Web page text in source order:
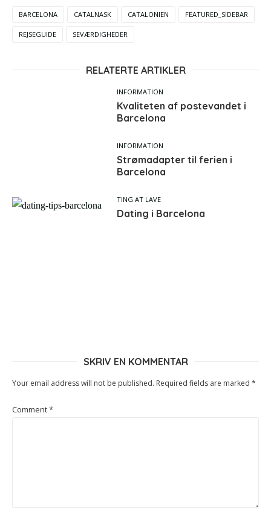
BARCELONA CATALNASK CATALONIEN FEATURED_SIDEBAR
REJSEGUIDE SEVÆRDIGHEDER
RELATERTE ARTIKLER
INFORMATION
Kvaliteten af postevandet i
Barcelona
INFORMATION
Strømadapter til ferien i
Barcelona
TING AT LAVE
Dating i Barcelona
SKRIV EN KOMMENTAR
Your email address will not be published. Required fields are marked *
Comment*